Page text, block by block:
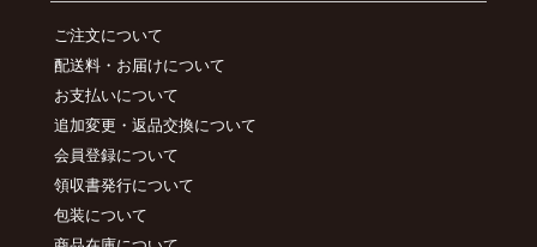
ご注文について
配送料・お届けについて
お支払いについて
追加変更・返品交換について
会員登録について
領収書発行について
包装について